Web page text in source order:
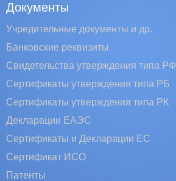
Документы
Учредительные документы и др.
Банковские реквизиты
Свидетельства утверждения типа РФ
Сертификаты утверждения типа РБ
Сертификаты утверждения типа РК
Декларации ЕАЭС
Сертификаты и Декларации EC
Сертификат ИСО
Патенты